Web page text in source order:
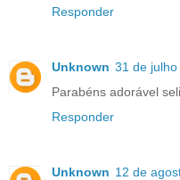
Responder
Unknown 31 de
Parabéns adorável
Responder
Unknown 12 de